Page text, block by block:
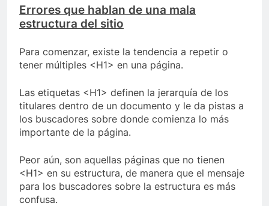
Errores que hablan de una mala
estructura del sitio
Para comenzar, existe la tendencia a repetir o
tener múltiples <H1> en una página.
Las etiquetas <H1> definen la jerarquía de los
titulares dentro de un documento y le da pistas a
los buscadores sobre donde comienza lo más
importante de la página.
Peor aún, son aquellas páginas que no tienen
<H1> en su estructura, de manera que el mensaje
para los buscadores sobre la estructura es más
confusa.